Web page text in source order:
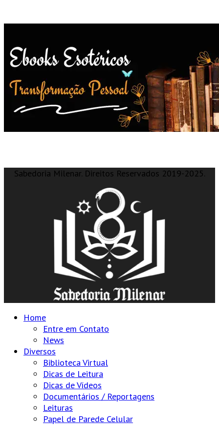
Sabedoria Milenar. Direitos Reservados 2019-2025.
Home
Entre em Contato
News
Diversos
Biblioteca Virtual
Dicas de Leitura
Dicas de Vídeos
Documentários / Reportagens
Leituras
Papel de Parede Celular